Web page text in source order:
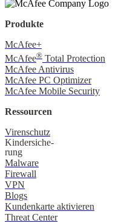
Produkte
McAfee+
McAfee® Total Protection
McAfee Antivirus
McAfee PC Optimizer
McAfee Mobile Security
Ressourcen
Virenschutz
Kindersiche-
rung
Malware
Firewall
VPN
Blogs
Kundenkarte aktivieren
Threat Center